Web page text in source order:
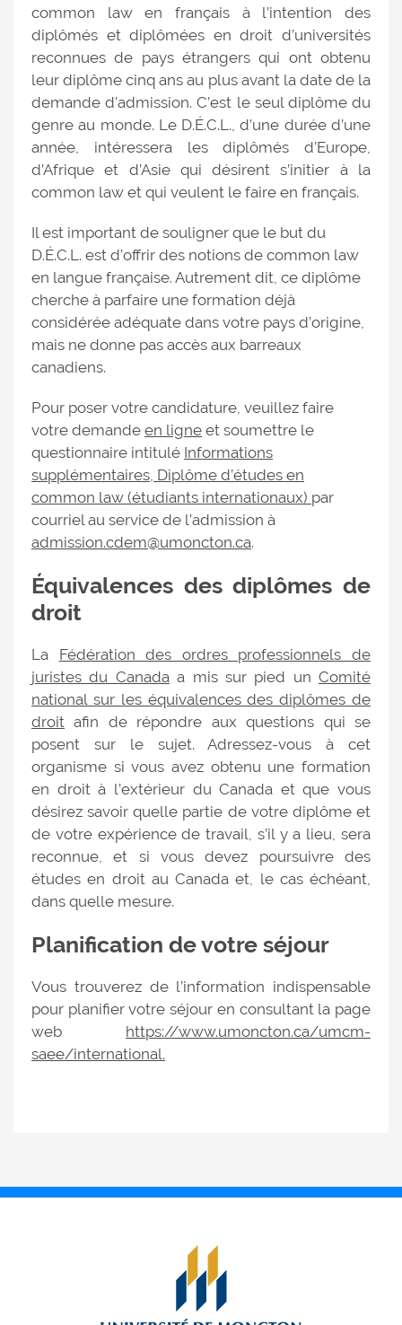
common law en français à l’intention des
diplômés et diplômées en droit d’universités
reconnues de pays étrangers qui ont obtenu
leur diplôme cinq ans au plus avant la date de la
demande d’admission. C’est le seul diplôme du
genre au monde. Le D.É.C.L., d’une durée d’une
année, intéressera les diplômés d’Europe,
d’Afrique et d’Asie qui désirent s’initier à la
common law et qui veulent le faire en français.
Il est important de souligner que le but du
D.É.C.L. est d’offrir des notions de common law
en langue française. Autrement dit, ce diplôme
cherche à parfaire une formation déjà
considérée adéquate dans votre pays d’origine,
mais ne donne pas accès aux barreaux
canadiens.
Pour poser votre candidature, veuillez faire
votre demande en ligne et soumettre le
questionnaire intitulé Informations
supplémentaires, Diplôme d’études en
common law (étudiants internationaux) par
courriel au service de l’admission à
admission.cdem@umoncton.ca.
Équivalences des diplômes de
droit
La Fédération des ordres professionnels de
juristes du Canadaa mis sur pied un Comité
national sur les équivalences des diplômes de
droit afin de répondre aux questions qui se
posent sur le sujet. Adressez-vous à cet
organisme si vous avez obtenu une formation
en droit à l’extérieur du Canada et que vous
désirez savoir quelle partie de votre diplôme et
de votre expérience de travail, s’il y a lieu, sera
reconnue, et si vous devez poursuivre des
études en droit au Canada et, le cas échéant,
dans quelle mesure.
Planification de votre séjour
Vous trouverez de l’information indispensable
pour planifier votre séjour en consultant la page
web https://www.umoncton.ca/umcm-
saee/international.